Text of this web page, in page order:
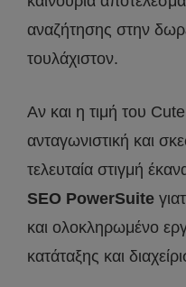
αναζήτησης στην
τουλάχιστον.
Αν και η τιμή του
ανταγωνιστική και
τελευταία στιγμή
SEO PowerSuite
και ολοκληρωμένο
κατάταξης και